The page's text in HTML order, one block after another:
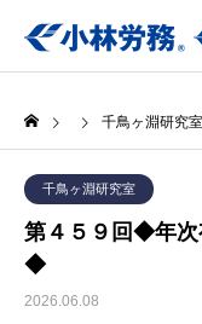
千鳥ヶ淵研究室
千鳥ヶ淵研究室
第４５９回◆年次
◆
2026.06.08